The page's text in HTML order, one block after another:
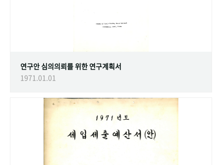
연구안 심의의뢰를 위한 연구계획서
1971.01.01